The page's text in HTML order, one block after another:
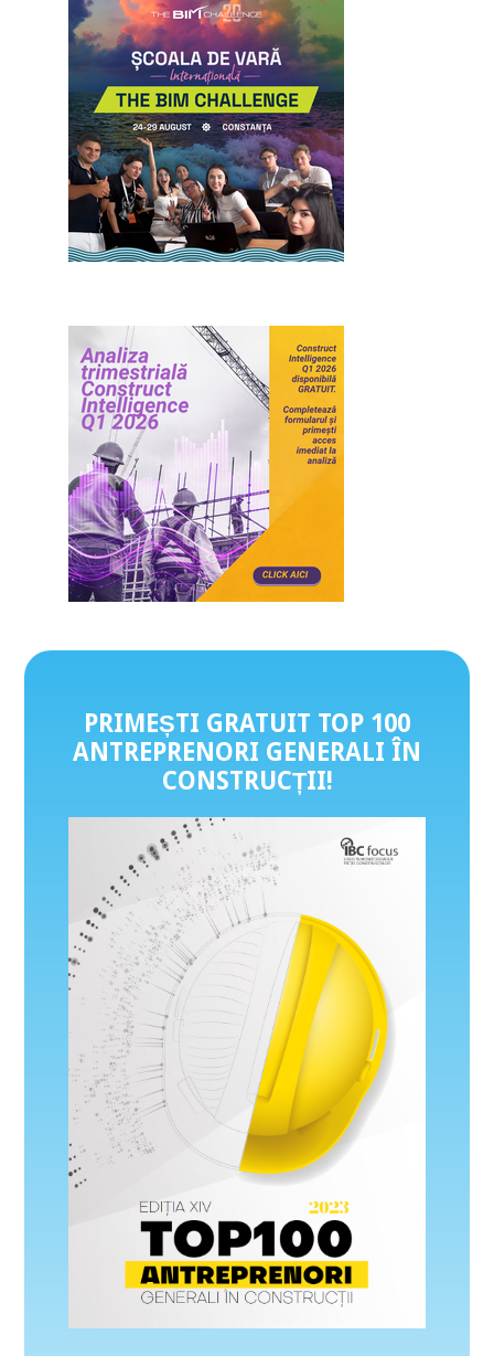
PRIMEȘTI GRATUIT TOP 100
ANTREPRENORI GENERALI ÎN
CONSTRUCȚII!